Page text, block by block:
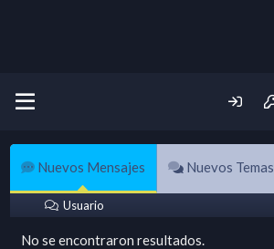
Nuevos Mensajes Nuevos Temas
Usuario
No se encontraron resultados.